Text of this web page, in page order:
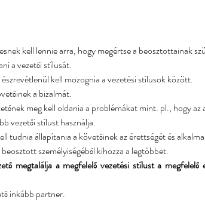
kell lennie arra, hogy megértse a beosztottainak
a vezetői stílusát.
kell mozognia a vezetési stílusok között.
a bizalmát.
meg kell oldania a problémákat mint. pl., hogy
vezetői stílust használja.
tudnia állapítania a követőinek az érettségét és
a beosztott személyiségéből kihozza a legtöbbet.
megtalálja a megfelelő vezetési stílust a megfelelő
inkább partner.